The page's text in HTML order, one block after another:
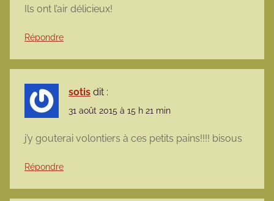
Ils ont l’air délicieux!
Répondre
sotis dit :
31 août 2015 à 15 h 21 min
j’y gouterai volontiers à ces petits pains!!!! bisous
Répondre